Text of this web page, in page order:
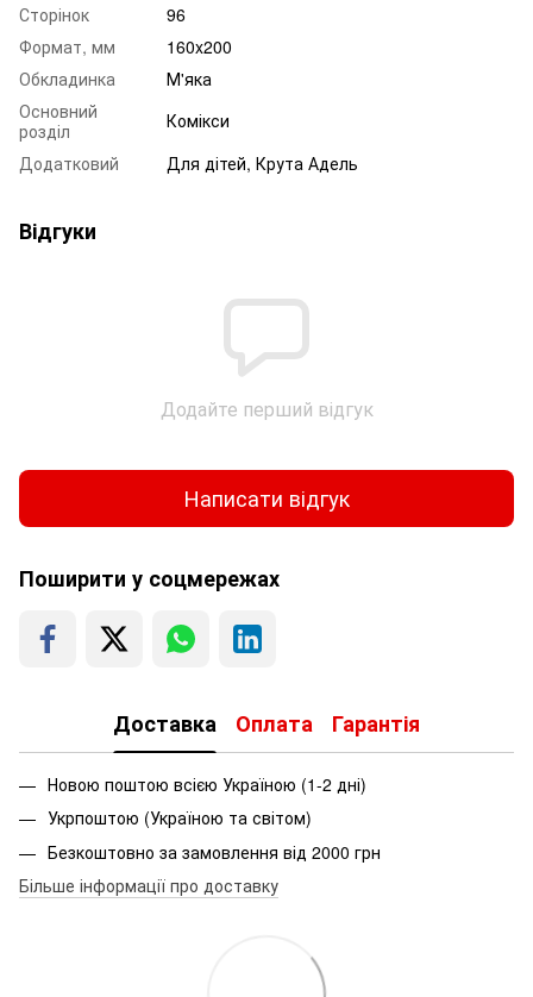
Сторінок
96
Формат, мм
160x200
Обкладинка
М'яка
Основний
розділ
Комікси
Додатковий
Для дітей, Крута Адель
Відгуки
Додайте перший відгук
Написати відгук
Поширити у соцмережах
Доставка Оплата Гарантія
Новою поштою всією Україною (1-2 дні)
Укрпоштою (Україною та світом)
Безкоштовно за замовлення від 2000 грн
Більше інформації про доставку